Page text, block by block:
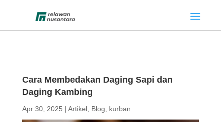
Cara Membedakan Daging Sapi dan
Daging Kambing
Apr 30, 2025 | Artikel, Blog kurban